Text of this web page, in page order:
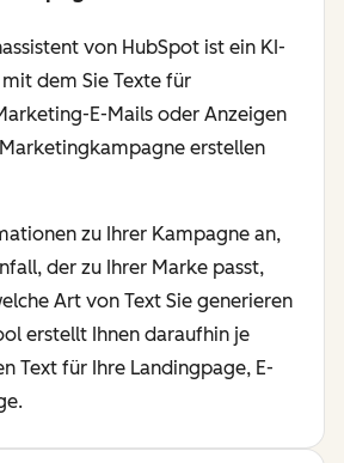
von HubSpot ist ein KI-
dem Sie Texte für
E-Mails oder Anzeigen
erstellen
zu Ihrer Kampagne an,
der zu Ihrer Marke passt,
Art von Text Sie generieren
erstellt Ihnen daraufhin je
Text für Ihre Landingpage, E-